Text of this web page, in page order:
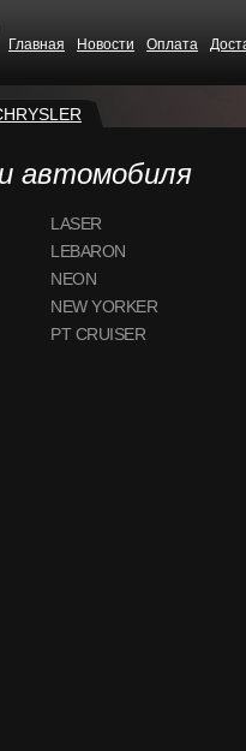
Главная Новости Оплата
автомобиля
LASER
LEBARON
NEON
NEW YORKER
PT CRUISER